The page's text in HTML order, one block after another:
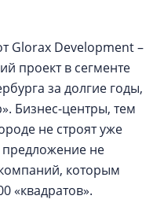
Glorax Development –
проект в сегменте
за долгие годы,
Бизнес-центры, тем
не строят уже
не
которым
«квадратов».